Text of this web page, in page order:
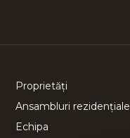
Proprietăți
Ansambluri rezidențiale
Echipa